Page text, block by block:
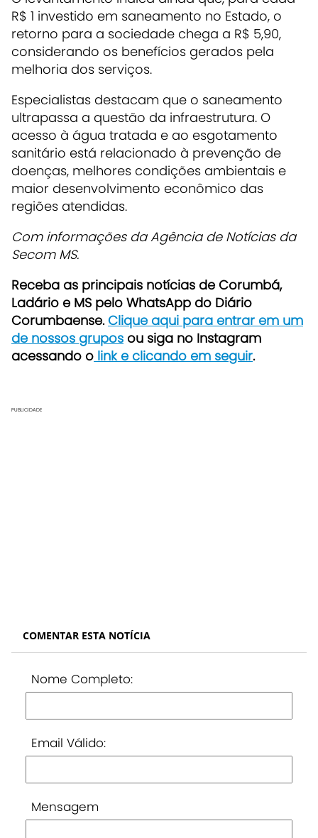
R$ 1 investido em saneamento no Estado, o
retorno para a sociedade chega a R$ 5,90,
considerando os benefícios gerados pela
melhoria dos serviços.
Especialistas destacam que o saneamento
ultrapassa a questão da infraestrutura. O
acesso à água tratada e ao esgotamento
sanitário está relacionado à prevenção de
doenças, melhores condições ambientais e
maior desenvolvimento econômico das
regiões atendidas.
Com informações da Agência de Notícias da
Secom MS.
Receba as principais notícias de Corumbá,
Ladário e MS pelo WhatsApp do Diário
Corumbaense. Clique aqui para entrar em um
de nossos grupos ou siga no Instagram
acessando o link e clicando em seguir.
PUBLICIDADE
COMENTAR ESTA NOTÍCIA
Nome Completo:
Email Válido:
Mensagem